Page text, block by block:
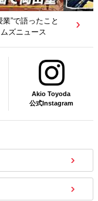
”で語ったこと
ズニュース
Akio Toyoda
公式Instagram